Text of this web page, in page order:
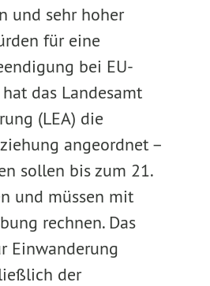
und sehr hoher
für eine
bei EU-
das Landesamt
(LEA) die
angeordnet –
sollen bis zum 21.
und müssen mit
rechnen. Das
Einwanderung
der